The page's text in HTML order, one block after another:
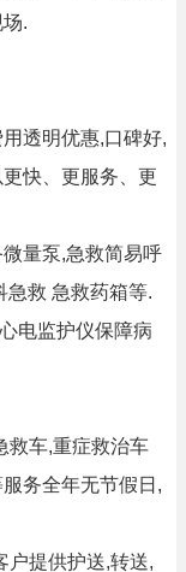
.
透明优惠,口碑好,
快、更服务、更
量泵,急救简易呼
急救 急救药箱等.
电监护仪保障病
救车,重症救治车
务全年无节假日,
户提供护送,转送,